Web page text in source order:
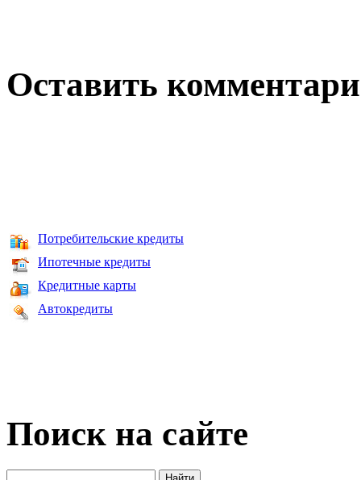
Оставить
Потребительские кредиты
Ипотечные кредиты
Кредитные карты
Автокредиты
Поиск на сайте